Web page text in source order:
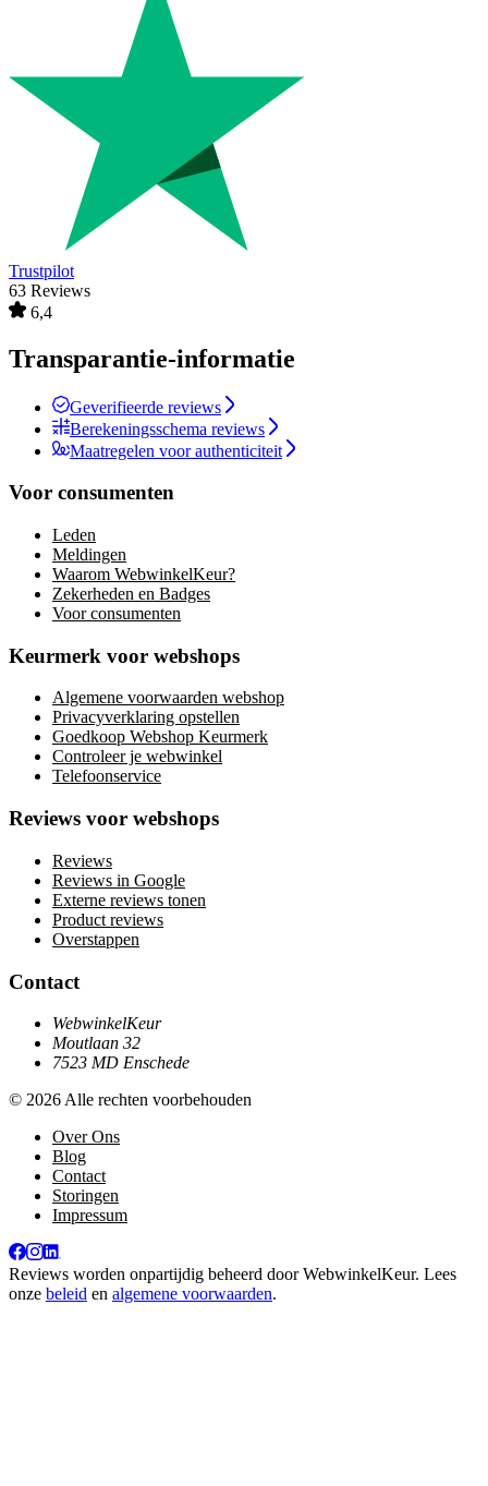
Trustpilot
63 Reviews
6,4
Transparantie-informatie
Geverifieerde reviews
Berekeningsschema reviews
Maatregelen voor authenticiteit
Voor consumenten
Leden
Meldingen
Waarom WebwinkelKeur?
Zekerheden en Badges
Voor consumenten
Keurmerk voor webshops
Algemene voorwaarden webshop
Privacyverklaring opstellen
Goedkoop Webshop Keurmerk
Controleer je webwinkel
Telefoonservice
Reviews voor webshops
Reviews
Reviews in Google
Externe reviews tonen
Product reviews
Overstappen
Contact
WebwinkelKeur
Moutlaan 32
7523 MD Enschede
© 2026 Alle rechten voorbehouden
Over Ons
Blog
Contact
Storingen
Impressum
Reviews worden onpartijdig beheerd doorWebwinkelKeur. Lees
onze beleid en algemene voorwaarden.